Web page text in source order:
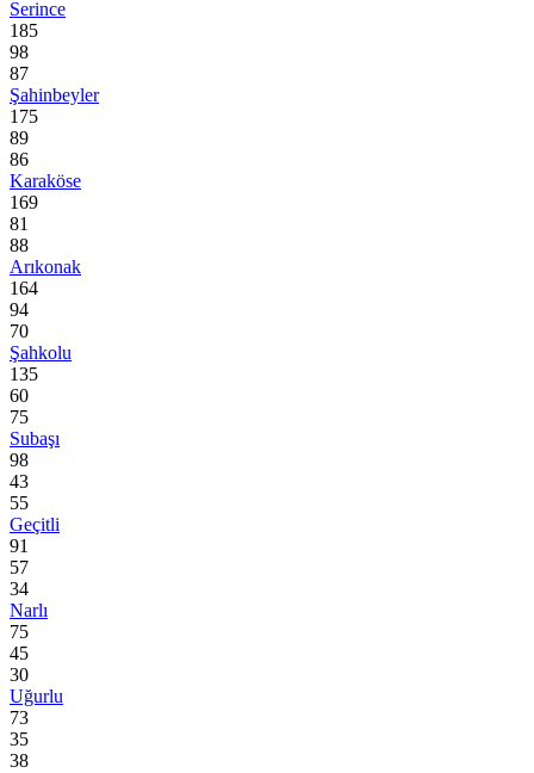
Serince
185
98
87
Şahinbeyler
175
89
86
Karaköse
169
81
88
Arıkonak
164
94
70
Şahkolu
135
60
75
Subaşı
98
43
55
Geçitli
91
57
34
Narlı
75
45
30
Uğurlu
73
35
38